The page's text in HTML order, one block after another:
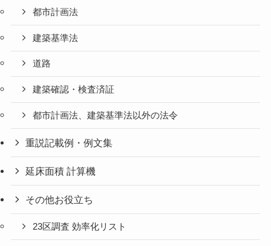
都市計画法
建築基準法
道路
建築確認・検査済証
都市計画法、建築基準法以外の法令
重説記載例・例文集
延床面積 計算機
その他お役立ち
23区調査 効率化リスト